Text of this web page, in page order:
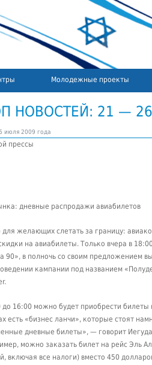
Молодежные проекты
НОВОСТЕЙ: 21 — 26
июля 2009 года
прессы
дневные распродажи авиабилетов
для желающих слетать за границу:
на авиабилеты. Только вчера в
90», в полночь со своим предложением
кампании под названием
16:00 можно будет приобрести
есть «бизнес ланчи», которые стоят
дневные билеты», — говорит
можно заказать билет на рейс Эль
включая все налоги) вместо 450